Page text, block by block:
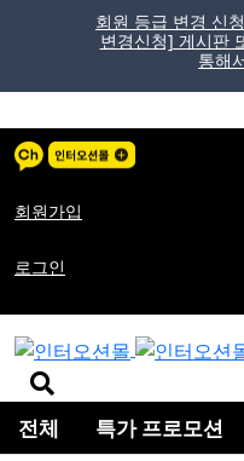
회원 등급 변경 신
변경신청] 게시판
통해
뉴
버
회원가입
로그인
검
색
버
튼
전체 특가 프로모션